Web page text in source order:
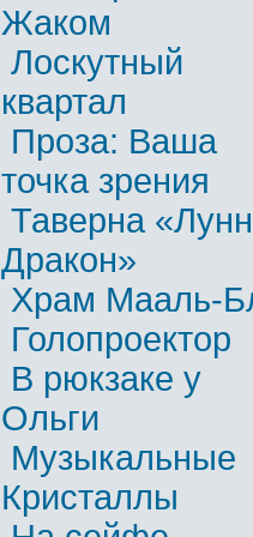
Жаком
Лоскутный
квартал
Проза: Ваша
точка зрения
Таверна
Дракон»
Храм Мааль-
Голопроектор
В рюкзаке у
Ольги
Музыкальные
Кристаллы